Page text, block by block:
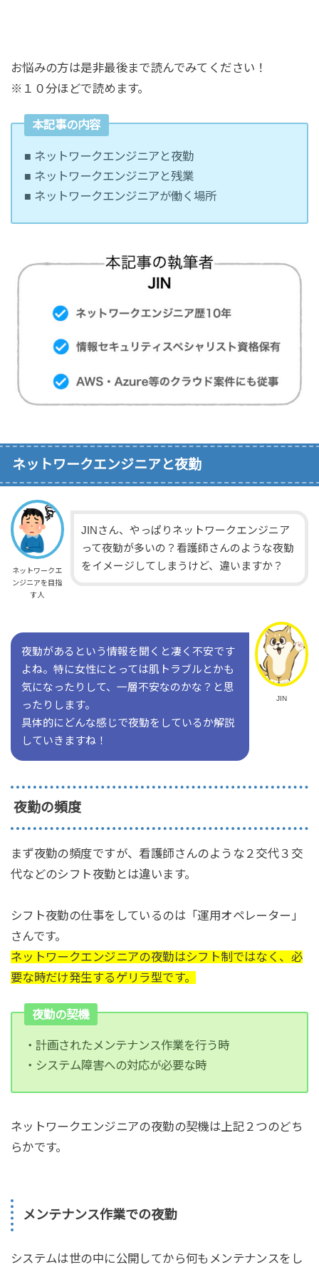
お悩みの方は是非最後まで読んでみてください！
※１０分ほどで読めます。
本記事の内容
■ ネットワークエンジニアと夜勤
■ ネットワークエンジニアと残業
■ ネットワークエンジニアが働く場所
ネットワークエンジニアと夜勤
ネットワークエ
ンジニアを目指
す人
JINさん、やっぱりネットワークエンジニア
って夜勤が多いの？看護師さんのような夜勤
をイメージしてしまうけど、違いますか？
JIN
夜勤があるという情報を聞くと凄く不安です
よね。特に女性にとっては肌トラブルとかも
気になったりして、一層不安なのかな？と思
ったりします。
具体的にどんな感じで夜勤をしているか解説
していきますね！
夜勤の頻度
まず夜勤の頻度ですが、看護師さんのような２交代３交
代などのシフト夜勤とは違います。
シフト夜勤の仕事をしているのは「運用オペレーター」
さんです。
ネットワークエンジニアの夜勤はシフト制ではなく、必
要な時だけ発生するゲリラ型です。
夜勤の契機
・計画されたメンテナンス作業を行う時
・システム障害への対応が必要な時
ネットワークエンジニアの夜勤の契機は上記２つのどち
らかです。
メンテナンス作業での夜勤
システムは世の中に公開してから何もメンテナンスをし